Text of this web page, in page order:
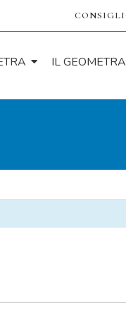
IL GEOMETRA